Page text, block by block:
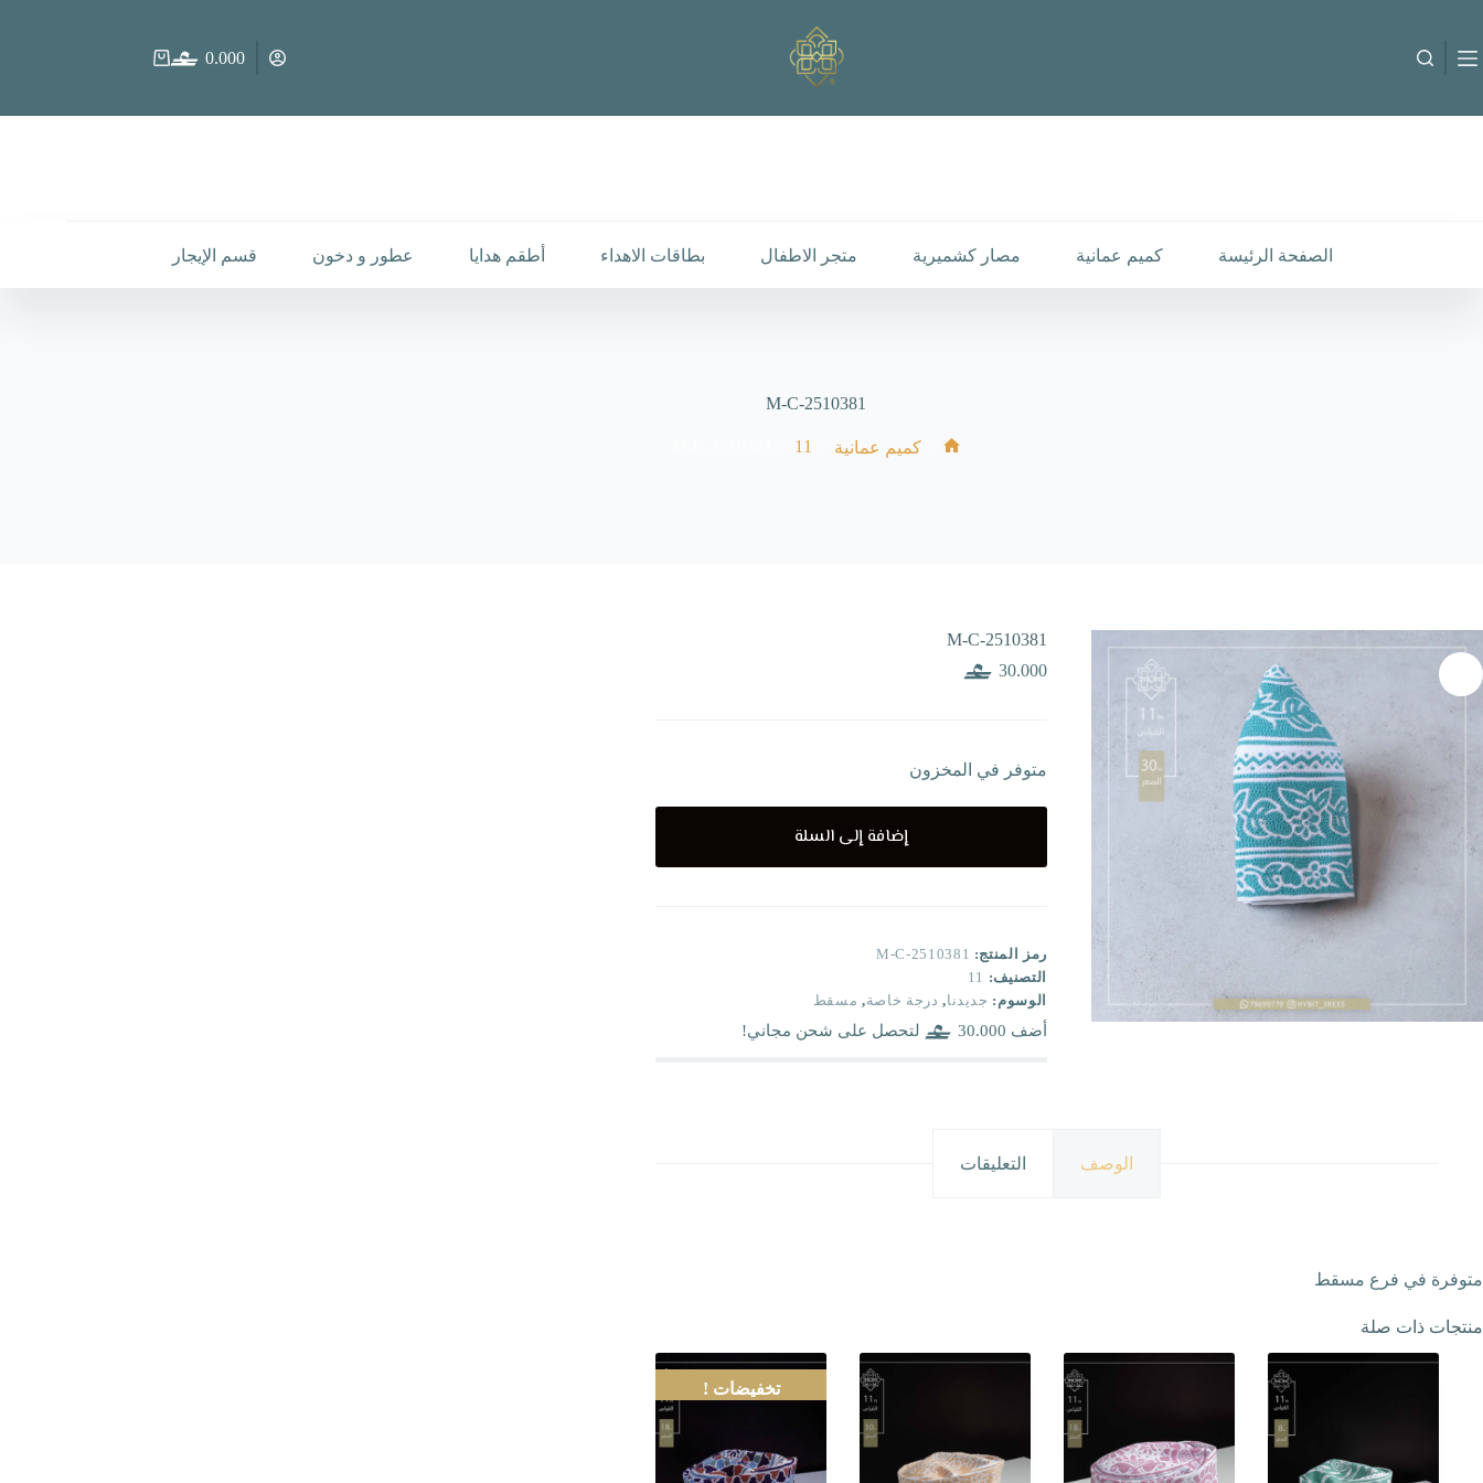
المحتوىM-C-2510381
عربة
0.000
الصفحة الرئيسة كميم عمانية مصار كشميرية متجر الاطفال بطاقات الاهداء أطقم هدايا عطور و دخون قسم الإيجار
M-C-2510381
كميم عمانية 11
M-C-2510381
30.000
متوفر في المخزون
إضافة إلى السلة
رمز المنتج: M-C-2510381
التصنيف: 11
الوسوم: جديدنا, درجة خاصة, مسقط
أضف 30.000 لتحصل على شحن مجاني!
الوصف التعليقات
متوفرة في فرع مسقط
منتجات ذات صلة
تخفيضات !